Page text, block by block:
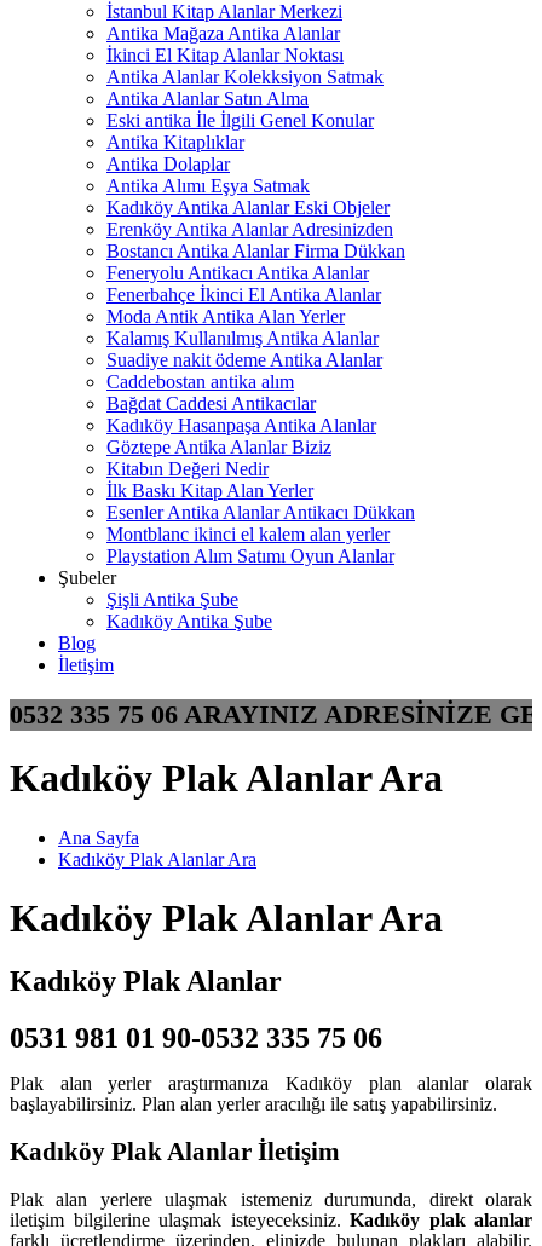
İstanbul Kitap Alanlar Merkezi
Antika Mağaza Antika Alanlar
İkinci El Kitap Alanlar Noktası
Antika Alanlar Kolekksiyon Satmak
Antika Alanlar Satın Alma
Eski antika İle İlgili Genel Konular
Antika Kitaplıklar
Antika Dolaplar
Antika Alımı Eşya Satmak
Kadıköy Antika Alanlar Eski Objeler
Erenköy Antika Alanlar Adresinizden
Bostancı Antika Alanlar Firma Dükkan
Feneryolu Antikacı Antika Alanlar
Fenerbahçe İkinci El Antika Alanlar
Moda Antik Antika Alan Yerler
Kalamış Kullanılmış Antika Alanlar
Suadiye nakit ödeme Antika Alanlar
Caddebostan antika alım
Bağdat Caddesi Antikacılar
Kadıköy Hasanpaşa Antika Alanlar
Göztepe Antika Alanlar Biziz
Kitabın Değeri Nedir
İlk Baskı Kitap Alan Yerler
Esenler Antika Alanlar Antikacı Dükkan
Montblanc ikinci el kalem alan yerler
Playstation Alım Satımı Oyun Alanlar
Şubeler
Şişli Antika Şube
Kadıköy Antika Şube
Blog
İletişim
0532 335 75 06 ARAYINIZ
Kadıköy Plak Alanlar Ara
Ana Sayfa
Kadıköy Plak Alanlar Ara
Kadıköy Plak Alanlar Ara
Kadıköy Plak Alanlar
0531 981 01 90-0532 335 75 06
Plak alan yerler araştırmanıza Kadıköy plan alanlar olarak
başlayabilirsiniz. Plan alan yerler aracılığı ile satış yapabilirsiniz.
Kadıköy Plak Alanlar İletişim
Plak alan yerlere ulaşmak istemeniz durumunda, direkt olarak
iletişim bilgilerine ulaşmak isteyeceksiniz. Kadıköy plak alanlar
farklı ücretlendirme üzerinden, elinizde bulunan plakları alabilir.